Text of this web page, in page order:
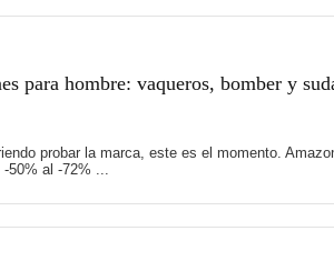
para hombre: vaqueros, bomber y
probar la marca, este es el momento.
50% al -72% ...